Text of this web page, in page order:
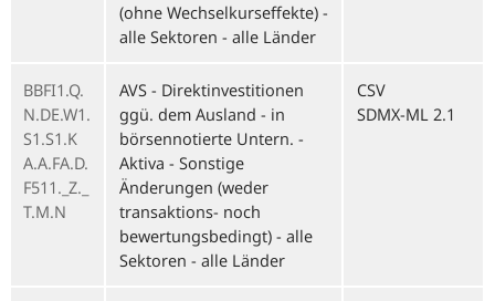
(ohne Wechselkurseffekte) -
alle Sektoren - alle Länder
BBFI1.Q.
N.DE.W1.
S1.S1.K
A.A.FA.D.
F511._Z._
T.M.N
AVS - Direktinvestitionen
ggü. dem Ausland - in
börsennotierte Untern. -
Aktiva - Sonstige
Änderungen (weder
transaktions- noch
bewertungsbedingt) - alle
Sektoren - alle Länder
CSV
SDMX-ML 2.1